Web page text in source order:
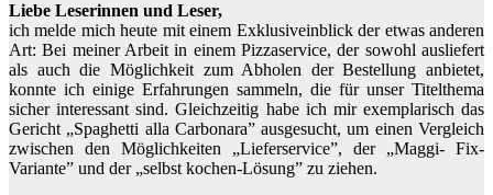
Liebe Leserinnen und Leser,
ich melde mich heute mit einem Exklusiveinblick der etwas anderen
Art: Bei meiner Arbeit in einem Pizzaservice, der sowohl ausliefert
als auch die Möglichkeit zum Abholen der Bestellung anbietet,
konnte ich einige Erfahrungen sammeln, die für unser Titelthema
sicher interessant sind. Gleichzeitig habe ich mir exemplarisch das
Gericht „Spaghetti alla Carbonara” ausgesucht, um einen Vergleich
zwischen den Möglichkeiten „Lieferservice”, der „Maggi- Fix-
Variante” und der „selbst kochen-Lösung” zu ziehen.